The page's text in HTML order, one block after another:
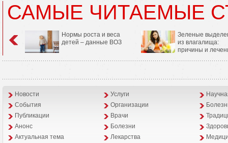
САМЫЕ ЧИТАЕМЫЕ
Нормы роста и веса
детей – данные ВОЗ
Зеленые
из влагалища:
причины и
Новости Услуги
События
Организации
Публикации
Врачи
Анонс
Болезни
Aктуальная тема
Лекарства